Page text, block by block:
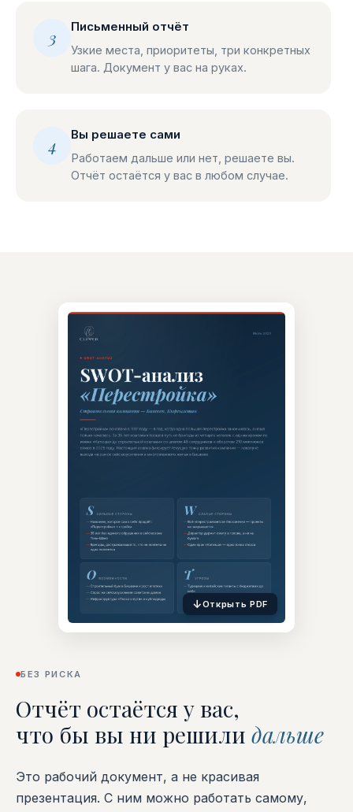
3
Письменный отчёт
Узкие места, приоритеты, три конкретных
шага. Документ у вас на руках.
4
Вы решаете сами
Работаем дальше или нет, решаете вы.
Отчёт остаётся у вас в любом случае.
↓Открыть PDF
БЕЗ РИСКА
Отчёт остаётся у вас,
что бы вы ни решили дальше
Это рабочий документ, а не красивая
презентация. С ним можно работать самому,